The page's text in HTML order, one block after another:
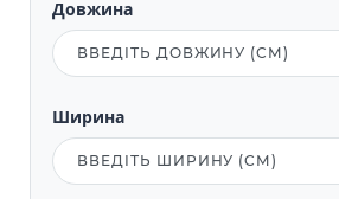
Довжина
Ширина